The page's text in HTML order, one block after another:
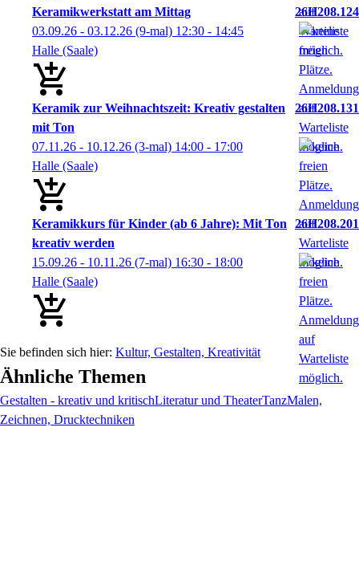
Keramikwerkstatt am Mittag
26H208.124
03.09.26 - 03.12.26 (9-mal) 12:30 - 14:45
Halle (Saale)
Keramik zur Weihnachtszeit: Kreativ gestalten
mit Ton
26H208.131
07.11.26 - 10.12.26 (3-mal) 14:00 - 17:00
Halle (Saale)
Keramikkurs für Kinder (ab 6 Jahre): Mit Ton
kreativ werden
26H208.201
15.09.26 - 10.11.26 (7-mal) 16:30 - 18:00
Halle (Saale)
Kultur, Gestalten, Kreativität
Ähnliche Themen
Gestalten - kreativ und kritischLiteratur und TheaterTanzMalen,
Zeichnen, Drucktechniken